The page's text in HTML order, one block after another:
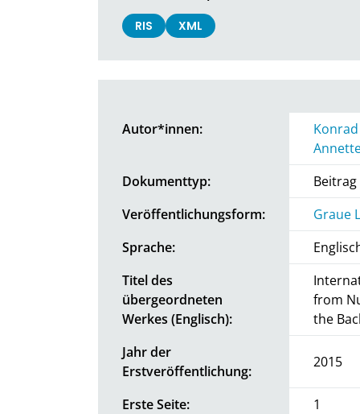
RIS XML
Autor*innen:
Dokumenttyp:
Veröffentlichungsform:
Graue
Sprache:
Titel des
übergeordneten
Werkes (Englisch):
from
the
Jahr der
Erstveröffentlichung:
2015
Erste Seite:
1